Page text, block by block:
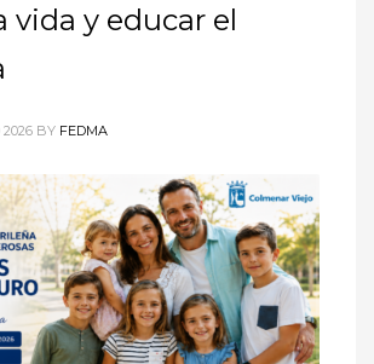
vida y educar el
2026 BY FEDMA